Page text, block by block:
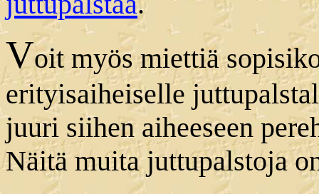
Voit myös miettiä
erityisaiheiselle
juuri siihen aiheeseen
Näitä muita juttupalstoja